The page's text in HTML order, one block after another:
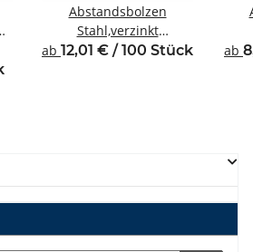
Abstandsbolzen
Stahl,verzinkt
Innen/Innengewinde M4
ab 12,01 € / 100 Stück ab